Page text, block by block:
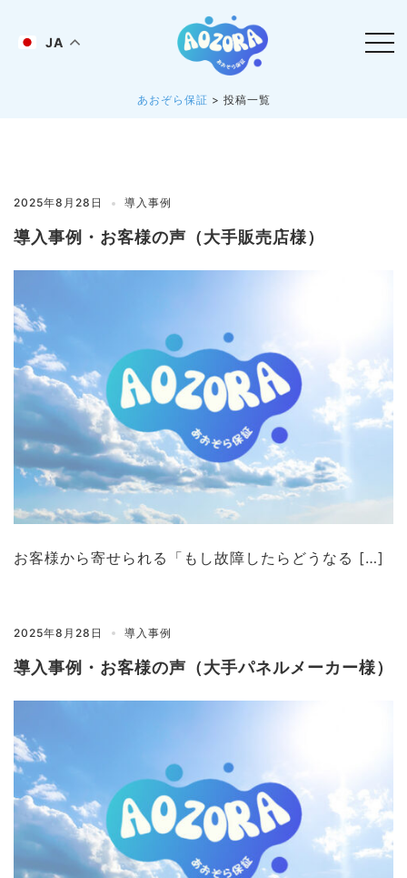
JA
あおぞら保証 > 投稿一覧
2025年8月28日 導入事例
導入事例・お客様の声（大手販売店様）
お客様から寄せられる「もし故障したらどうなる […]
2025年8月28日 導入事例
導入事例・お客様の声（大手パネルメーカー様）